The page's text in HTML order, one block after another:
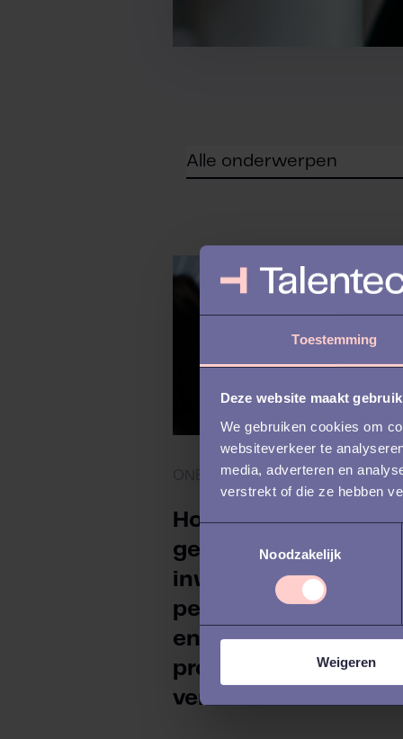
Toestemming
Deze website maakt
We gebruiken cookies om
websiteverkeer te
media, adverteren en
verstrekt of die ze hebben
o
m
i
Noodzakelijk
Weigeren
ONBOARDING
Hoe een
gestructureerde
inwerkperiode het
personeelsbehoud
en de tijd tot
productiviteit
verbetert